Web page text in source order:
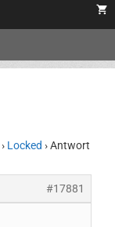
› Locked ›Antwort
#17881